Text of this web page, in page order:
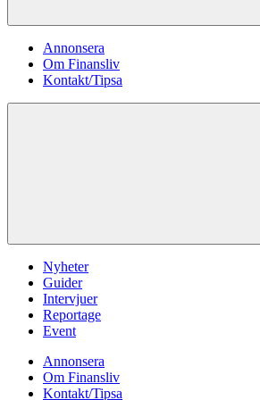
Annonsera
Om Finansliv
Kontakt/Tipsa
Nyheter
Guider
Intervjuer
Reportage
Event
Annonsera
Om Finansliv
Kontakt/Tipsa